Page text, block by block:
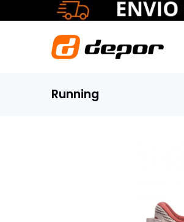
Running